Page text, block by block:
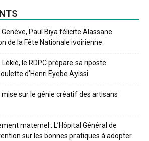
Paul Biya félicite Alassane
de la Fête Nationale ivoirienne
le RDPC prépare sa riposte
d’Henri Eyebe Ayissi
mise sur le génie créatif des artisans
maternel : L’Hôpital Général de
sur les bonnes pratiques à adopter